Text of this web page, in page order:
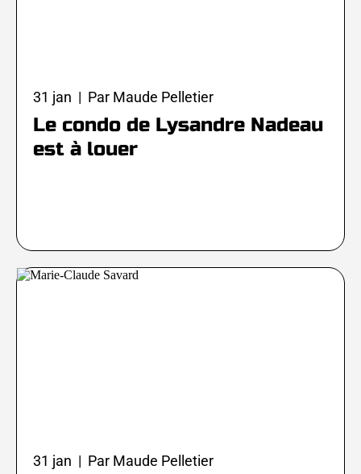
31 jan | Par Maude Pelletier
Le condo de Lysandre Nadeau
est à louer
31 jan | Par Maude Pelletier